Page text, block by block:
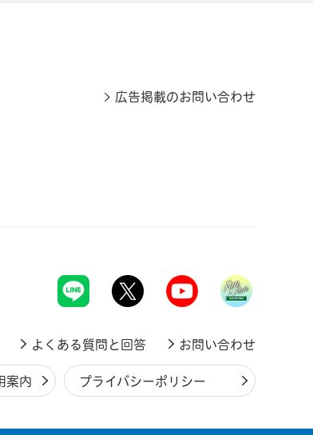
広告掲載のお問い合わせ
よくある質問と回答 お問い合わせ
案内 プライバシーポリシー